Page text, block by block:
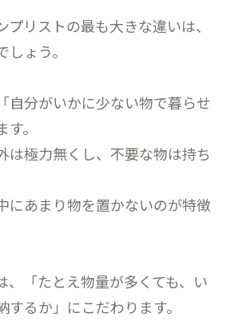
プリストの最も大きな違いは、
ょう。
自分がいかに少ない物で暮らせ
。
は極力無くし、不要な物は持ち
にあまり物を置かないのが特徴
、「たとえ物量が多くても、い
るか」にこだわります。